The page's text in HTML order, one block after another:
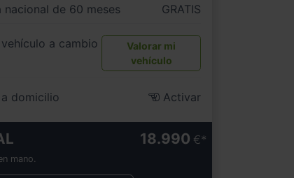
nacional de 60 meses GRATIS
a cambio
Valorar mi
vehículo
domicilio Activar
18.990 €
mano.